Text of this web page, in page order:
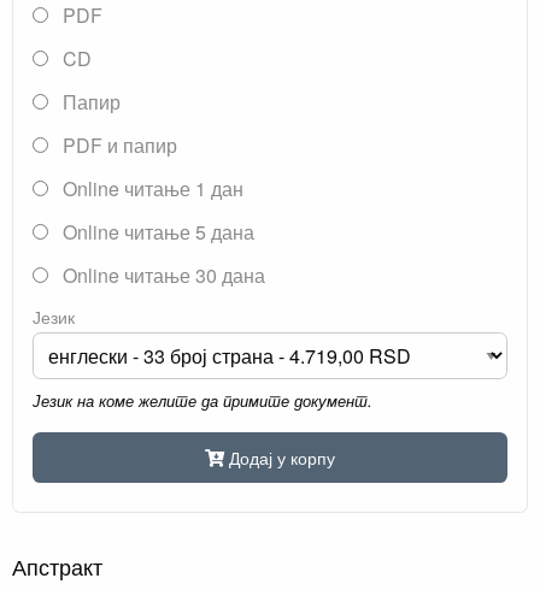
PDF
CD
Папир
PDF и папир
Online читање 1 дан
Online читање 5 дана
Online читање 30 дана
Језик
Језик на коме желите да примите документ.
Додај у корпу
Апстракт